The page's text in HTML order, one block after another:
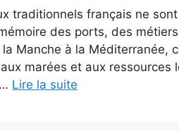
traditionnels français ne
des ports, des
la Manche à la Méditerranée,
marées et aux ressources
Lire la suite